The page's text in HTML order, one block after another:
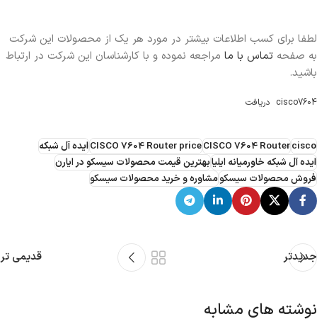
لطفا برای کسب اطلاعات بیشتر در مورد هر یک از محصولات این شرکت
به صفحه تماس با ما مراجعه نموده و با کارشناسان این شرکت در ارتباط
باشید.
cisco7604 دریافت
cisco
CISCO 7604 Router
CISCO 7604 Router priceایده آل شبکه
ایده آل شبکه خاورمیانه ایلیابهترین قیمت محصولات سیسکو در ایارن
فروش محصولات سیسکومشاوره و خرید محصولات سیسکو
جدیدتر قدیمی تر
نوشته های مشابه